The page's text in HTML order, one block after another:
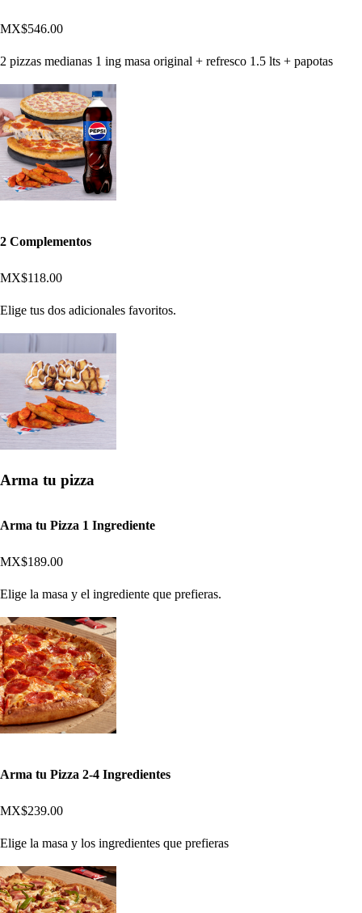
MX$546.00
2 pizzas medianas 1 ing masa original + refresco 1.5 lts + papotas
2 Complementos
MX$118.00
Elige tus dos adicionales favoritos.
Arma tu pizza
Arma tu Pizza 1 Ingrediente
MX$189.00
Elige la masa y el ingrediente que prefieras.
Arma tu Pizza 2-4 Ingredientes
MX$239.00
Elige la masa y los ingredientes que prefieras